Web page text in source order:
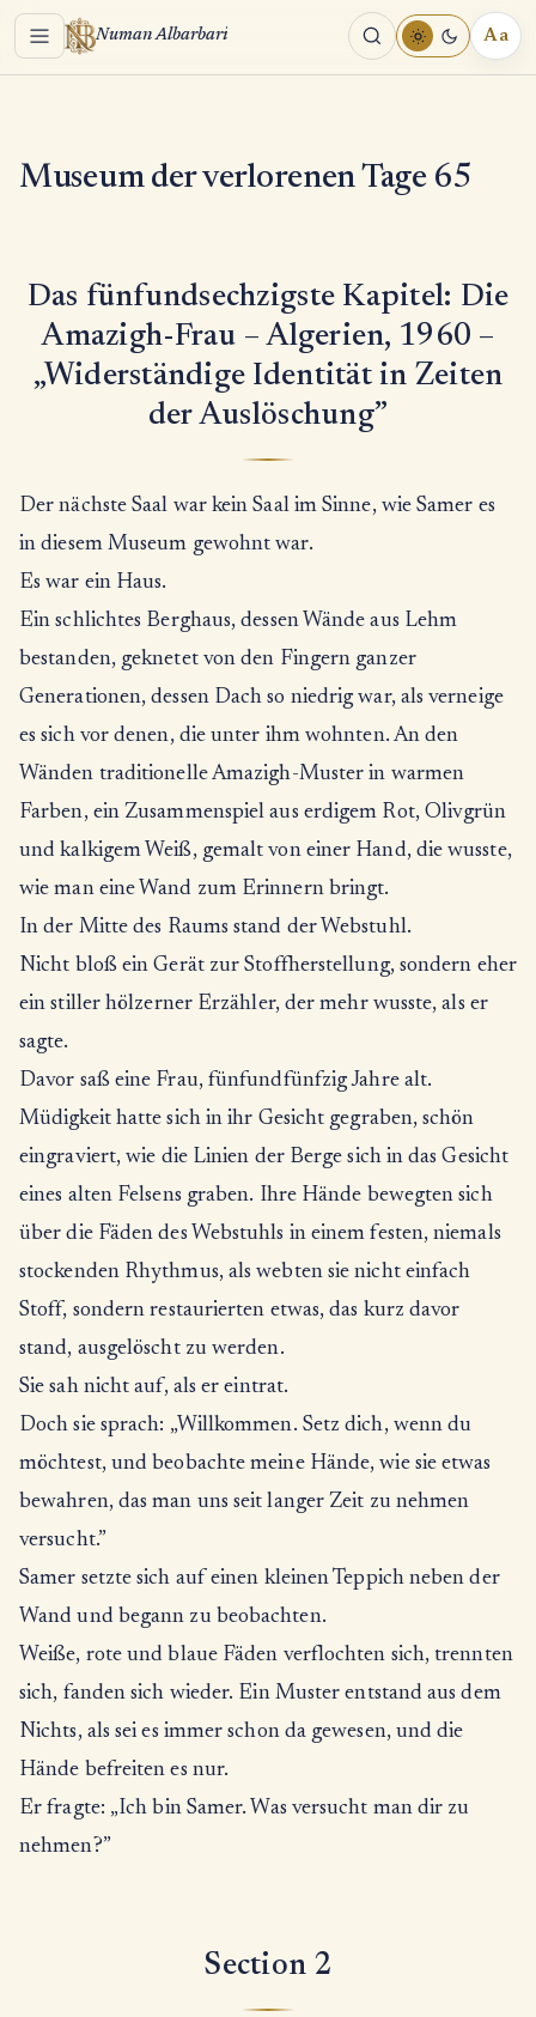
Menu Numan Albarbari Aa
Museum der verlorenen Tage 65
Das fünfundsechzigste Kapitel: Die
Amazigh-Frau – Algerien, 1960 –
„Widerständige Identität in Zeiten
der Auslöschung”
Der nächste Saal war kein Saal im Sinne, wie Samer es
in diesem Museum gewohnt war.
Es war ein Haus.
Ein schlichtes Berghaus, dessen Wände aus Lehm
bestanden, geknetet von den Fingern ganzer
Generationen, dessen Dach so niedrig war, als verneige
es sich vor denen, die unter ihm wohnten. An den
Wänden traditionelle Amazigh-Muster in warmen
Farben, ein Zusammenspiel aus erdigem Rot, Olivgrün
und kalkigem Weiß, gemalt von einer Hand, die wusste,
wie man eine Wand zum Erinnern bringt.
In der Mitte des Raums stand der Webstuhl.
Nicht bloß ein Gerät zur Stoffherstellung, sondern eher
ein stiller hölzerner Erzähler, der mehr wusste, als er
sagte.
Davor saß eine Frau, fünfundfünfzig Jahre alt.
Müdigkeit hatte sich in ihr Gesicht gegraben, schön
eingraviert, wie die Linien der Berge sich in das Gesicht
eines alten Felsens graben. Ihre Hände bewegten sich
über die Fäden des Webstuhls in einem festen, niemals
stockenden Rhythmus, als webten sie nicht einfach
Stoff, sondern restaurierten etwas, das kurz davor
stand, ausgelöscht zu werden.
Sie sah nicht auf, als er eintrat.
Doch sie sprach: „Willkommen. Setz dich, wenn du
möchtest, und beobachte meine Hände, wie sie etwas
bewahren, das man uns seit langer Zeit zu nehmen
versucht.”
Samer setzte sich auf einen kleinen Teppich neben der
Wand und begann zu beobachten.
Weiße, rote und blaue Fäden verflochten sich, trennten
sich, fanden sich wieder. Ein Muster entstand aus dem
Nichts, als sei es immer schon da gewesen, und die
Hände befreiten es nur.
Er fragte: „Ich bin Samer. Was versucht man dir zu
nehmen?”
Section 2